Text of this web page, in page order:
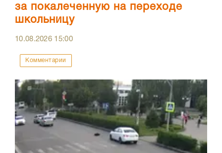
за покалеченную на переходе
школьницу
10.08.2026 15:00
Комментарии